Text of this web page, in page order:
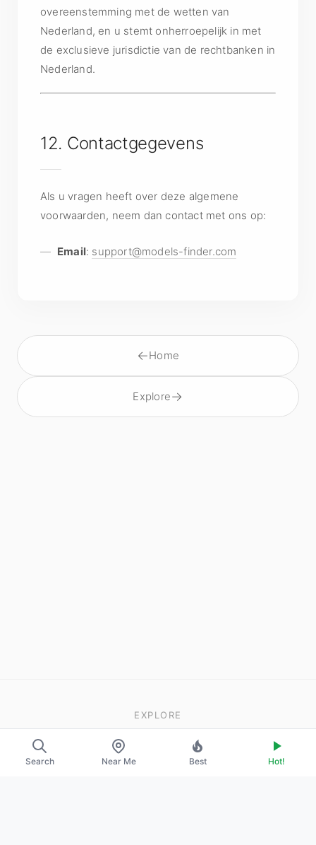
overeenstemming met de wetten van
Nederland, en u stemt onherroepelijk in met
de exclusieve jurisdictie van de rechtbanken in
Nederland.
12. Contactgegevens
Als u vragen heeft over deze algemene
voorwaarden, neem dan contact met ons op:
Email: support@models-finder.com
←Home
Explore→
Search Near Me Best Hot!
EXPLORE